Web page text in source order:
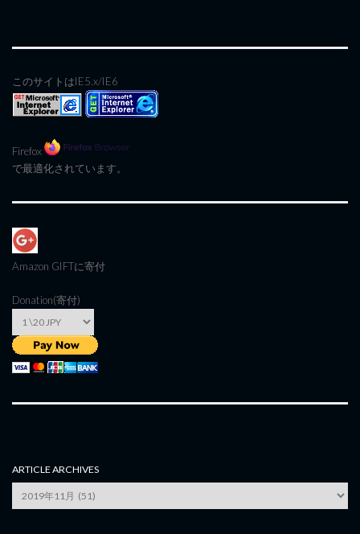
このサイトはIE5.x/IE6
Firefox
で最適化されています。
Amazon GIFTに寄付
Donation(寄付)
ARTICLE ARCHIVES
Archives